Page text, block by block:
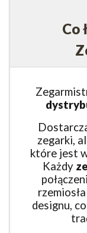
Co
zegarki,
które jest
Każdy
designu,